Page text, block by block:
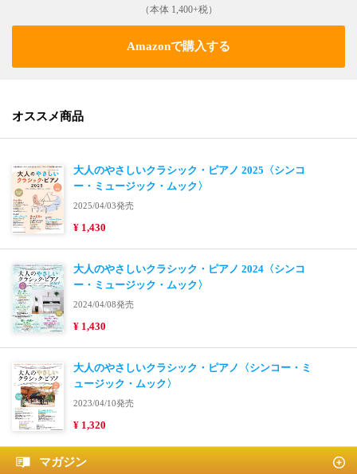
（本体 1,400+税）
Amazonで購入する
オススメ商品
大人のやさしいクラシック・ピアノ 2025〈シンコ
ー・ミュージック・ムック〉
2025/04/03発売
¥ 1,430
大人のやさしいクラシック・ピアノ 2024〈シンコ
ー・ミュージック・ムック〉
2024/04/08発売
¥ 1,430
大人のやさしいクラシック・ピアノ〈シンコー・ミ
ュージック・ムック〉
2023/04/10発売
¥ 1,320
マガジン